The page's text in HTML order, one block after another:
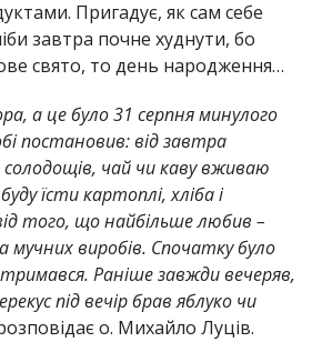
Пригадує, як сам себе
завтра почне худнути, бо
свято, то день народження…
а це було 31 серпня минулого
постановив: від завтра
солодощів, чай чи каву вживаю
їсти картоплі, хліба і
того, що найбільше любив –
мучних виробів. Спочатку було
Раніше завжди вечеряв,
під вечір брав яблуко чи
о. Михайло Луців.